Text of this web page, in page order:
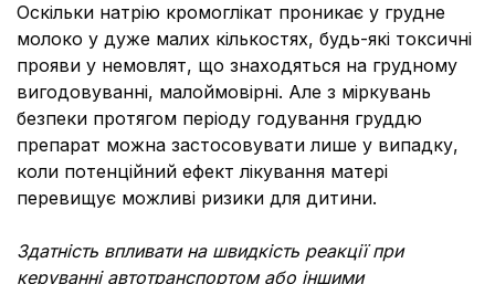
Оскільки натрію кромоглікат проникає у грудне
молоко у дуже малих кількостях, будь-які токсичні
прояви у немовлят, що знаходяться на грудному
вигодовуванні, малоймовірні. Але з міркувань
безпеки протягом періоду годування груддю
препарат можна застосовувати лише у випадку,
коли потенційний ефект лікування матері
перевищує можливі ризики для дитини.
Здатність впливати на швидкість реакції при
керуванні автотранспортом або іншими